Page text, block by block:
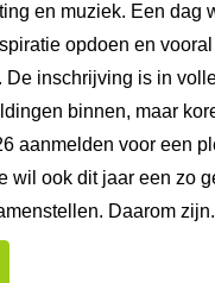
en muziek. Een dag
opdoen en
De inschrijving is in
binnen, maar
aanmelden voor een
wil ook dit jaar een zo
Daarom